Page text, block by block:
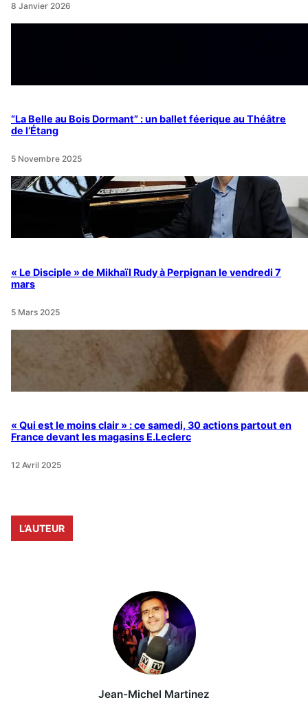
8 Janvier 2026
“La Belle au Bois Dormant” : un ballet féerique au Théâtre
de l’Étang
5 Novembre 2025
« Le Disciple » de Mikhaïl Rudy à Perpignan le vendredi 7
mars
5 Mars 2025
« Qui est le moins clair » : ce samedi, 30 actions partout en
France devant les magasins E.Leclerc
12 Avril 2025
L’AUTEUR
Jean-Michel Martinez